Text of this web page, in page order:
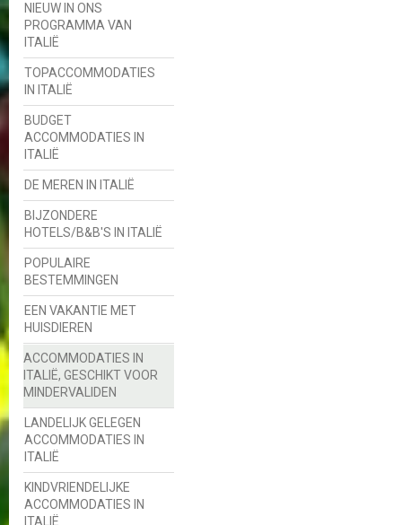
NIEUW IN ONS
PROGRAMMA VAN
ITALIË
TOPACCOMMODATIES
IN ITALIË
BUDGET
ACCOMMODATIES IN
ITALIË
DE MEREN IN ITALIË
BIJZONDERE
HOTELS/B&B'S IN ITALIË
POPULAIRE
BESTEMMINGEN
EEN VAKANTIE MET
HUISDIEREN
ACCOMMODATIES IN
ITALIË, GESCHIKT VOOR
MINDERVALIDEN
LANDELIJK GELEGEN
ACCOMMODATIES IN
ITALIË
KINDVRIENDELIJKE
ACCOMMODATIES IN
ITALIË